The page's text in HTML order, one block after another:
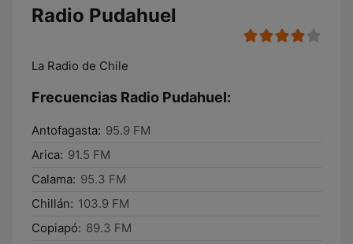
Radio Pudahuel
La Radio de Chile
Frecuencias Radio Pudahuel:
Antofagasta: 95.9 FM
Arica: 91.5 FM
Calama: 95.3 FM
Chillán: 103.9 FM
Copiapó: 89.3 FM